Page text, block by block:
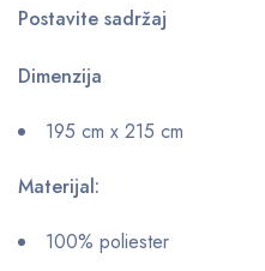
Postavite sadržaj
Dimenzija
195 cm x 215 cm
Materijal:
100% poliester